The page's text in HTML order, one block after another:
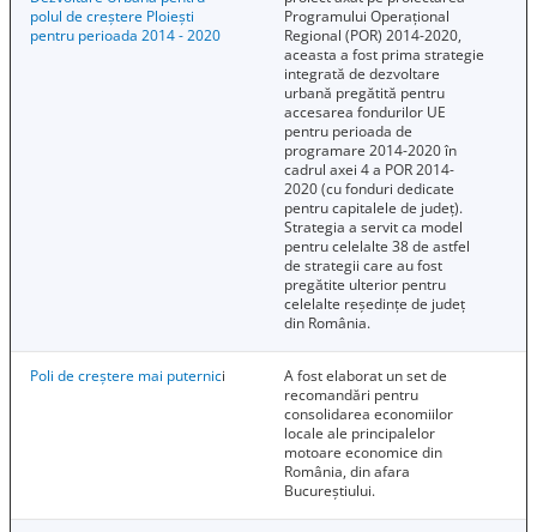
polul de creștere Ploiești
pentru perioada 2014 - 2020
Programului Operațional
Regional (POR) 2014-2020,
aceasta a fost prima strategie
integrată de dezvoltare
urbană pregătită pentru
accesarea fondurilor UE
pentru perioada de
programare 2014-2020 în
cadrul axei 4 a POR 2014-
2020 (cu fonduri dedicate
pentru capitalele de județ).
Strategia a servit ca model
pentru celelalte 38 de astfel
de strategii care au fost
pregătite ulterior pentru
celelalte reședințe de județ
din România.
Poli de creștere mai puternici
A fost elaborat un set de
recomandări pentru
consolidarea economiilor
locale ale principalelor
motoare economice din
România, din afara
Bucureștiului.